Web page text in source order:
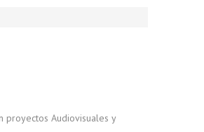
proyectos Audiovisuales y